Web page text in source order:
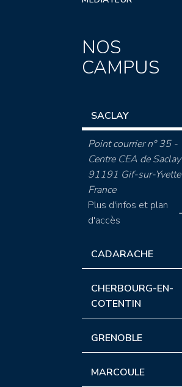
NOS
CAMPUS
SACLAY
Point courrier n° 35 -
Centre CEA de Saclay
91191 Gif-sur-Yvette
France
Plus d'infos et plan
d'accès
CADARACHE
CHERBOURG-EN-
COTENTIN
GRENOBLE
MARCOULE